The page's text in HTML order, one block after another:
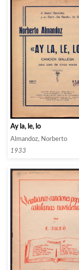
Ay la, le, lo
Almandoz, Norberto
1933